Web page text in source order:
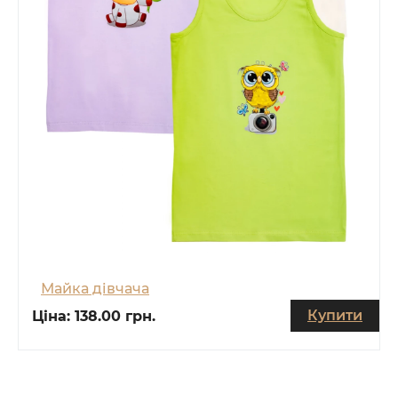
Майка дівчача
Ціна: 138.00 грн. Купити